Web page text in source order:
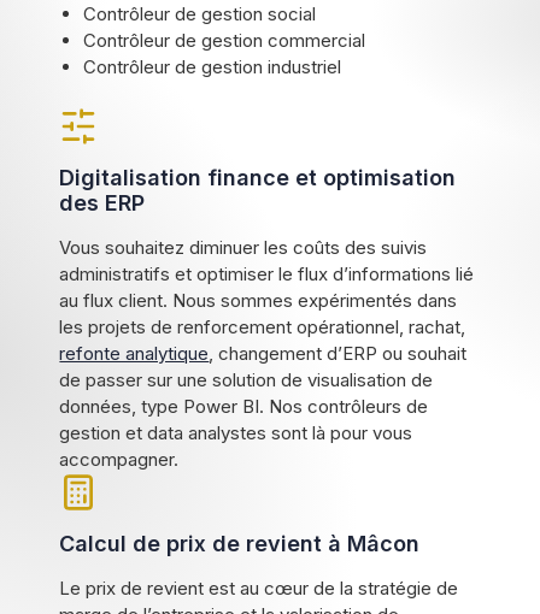
Contrôleur de gestion social
Contrôleur de gestion commercial
Contrôleur de gestion industriel
Digitalisation finance et optimisation
des ERP
Vous souhaitez diminuer les coûts des suivis
administratifs et optimiser le flux d’informations lié
au flux client. Nous sommes expérimentés dans
les projets de renforcement opérationnel, rachat,
refonte analytique, changement d’ERP ou souhait
de passer sur une solution de visualisation de
données, type Power BI. Nos contrôleurs de
gestion et data analystes sont là pour vous
accompagner.
Calcul de prix de revient à Mâcon
Le prix de revient est au cœur de la stratégie de